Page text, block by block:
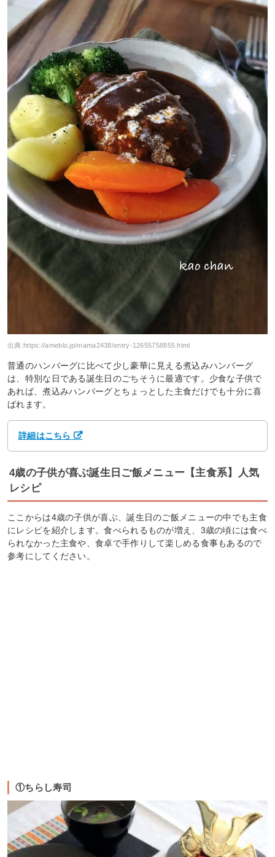
出典:https://ameblo.jp/mama2438/entry-12655758855.html
普通のハンバーグに比べて少し豪華に見える煮込みハンバーグ
は、特別な日である誕生日のごちそうに最適です。少食な子供で
あれば、煮込みハンバーグとちょっとした主食だけでも十分に喜
ばれます。
詳細はこちら
4歳の子供が喜ぶ誕生日ご飯メニュー【主食系】人気
レシピ
ここからは4歳の子供が喜ぶ、誕生日のご飯メニューの中でも主食
にレシピを紹介します。食べられるものが増え、3歳の頃には食べ
られなかった主食や、食卓で手作りして楽しめる食事もあるので
参考にしてください。
①ちらし寿司